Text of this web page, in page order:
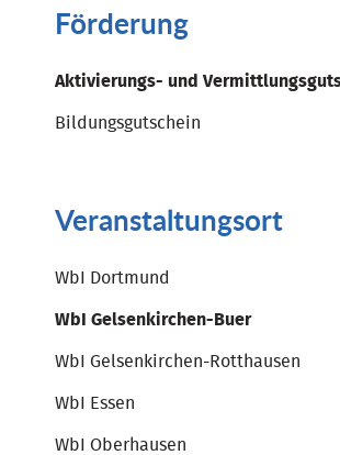
Förderung
Aktivierungs- und
Bildungsgutschein
Veranstaltungsort
WbI Dortmund
WbI Gelsenkirchen-Buer
WbI Gelsenkirchen-Rotthausen
WbI Essen
WbI Oberhausen